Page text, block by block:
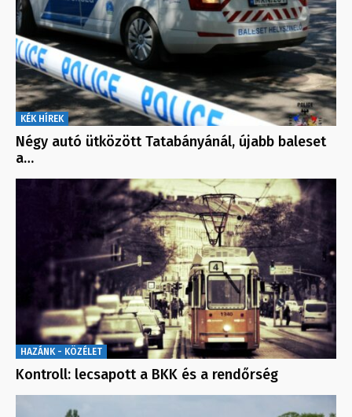
KÉK HÍREK
Négy autó ütközött Tatabányánál, újabb baleset
a…
HAZÁNK - KÖZÉLET
Kontroll: lecsapott a BKK és a rendőrség